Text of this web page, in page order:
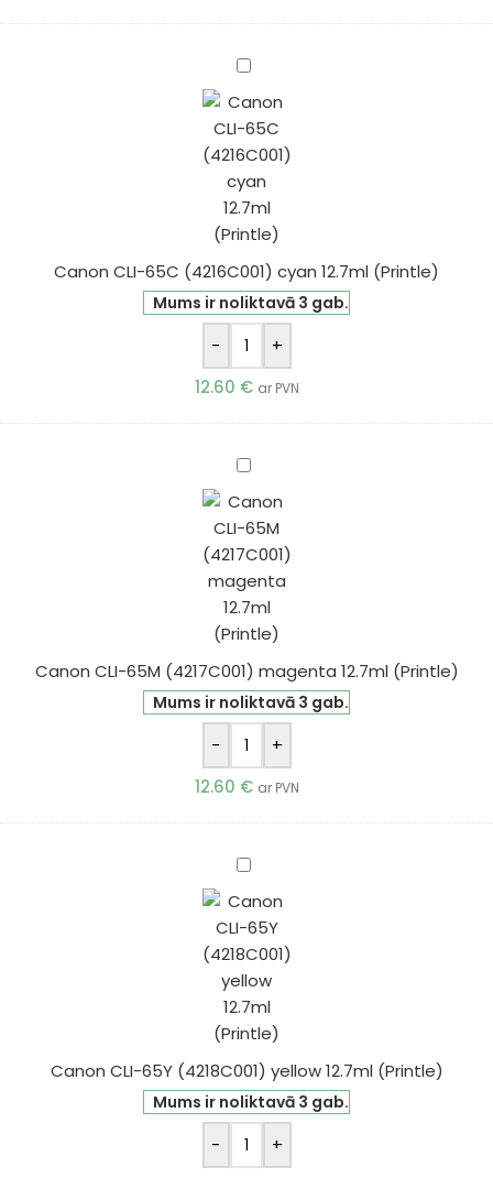
Canon
65C
(4216C001)
12.7ml
(Printle)
Canon CLI-65C (4216C001) cyan 12.7ml (Printle)
Mums ir noliktavā 3 gab.
-
+
12.60 € ar PVN
Canon
65M
(4217C001)
magenta
12.7ml
(Printle)
Canon CLI-65M (4217C001) magenta 12.7ml (Printle)
Mums ir noliktavā 3 gab.
-
+
12.60 € ar PVN
Canon
65Y
(4218C001)
yellow
12.7ml
(Printle)
Canon CLI-65Y (4218C001) yellow 12.7ml (Printle)
Mums ir noliktavā 3 gab.
-
+